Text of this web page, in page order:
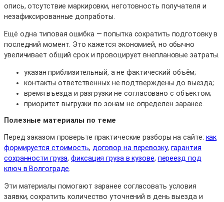
опись, отсутствие маркировки, неготовность получателя и
незафиксированные допработы.
Ещё одна типовая ошибка — попытка сократить подготовку в
последний момент. Это кажется экономией, но обычно
увеличивает общий срок и провоцирует внеплановые затраты.
указан приблизительный, а не фактический объём;
контакты ответственных не подтверждены до выезда;
время въезда и разгрузки не согласовано с объектом;
приоритет выгрузки по зонам не определён заранее.
Полезные материалы по теме
Перед заказом проверьте практические разборы на сайте: как
формируется стоимость, договор на перевозку, гарантия
сохранности груза,фиксация груза в кузове, переезд под
ключ в Волгограде
Эти материалы помогают заранее согласовать условия
заявки, сократить количество уточнений в день выезда и